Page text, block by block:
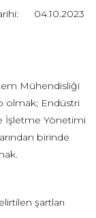
04.10.2023
Mühendisliği
olmak; Endüstri
İşletme Yönetimi
birinde
şartları